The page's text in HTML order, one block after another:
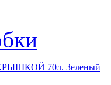
70л. Зеленый